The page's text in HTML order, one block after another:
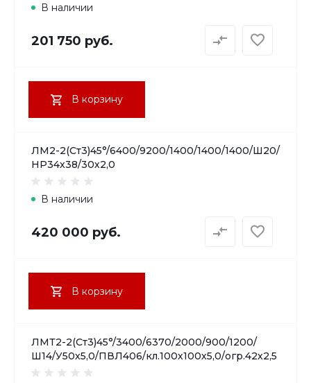
В наличии
201 750 руб.
В корзину
ЛМ2-2(Ст3)45°/6400/9200/1400/1400/1400/Ш20/
НР34х38/30х2,0
В наличии
420 000 руб.
В корзину
ЛМТ2-2(Ст3)45°/3400/6370/2000/900/1200/
Ш14/У50х5,0/ПВЛ406/кл.100х100х5,0/огр.42х2,5